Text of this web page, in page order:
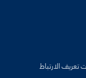
الارتباط